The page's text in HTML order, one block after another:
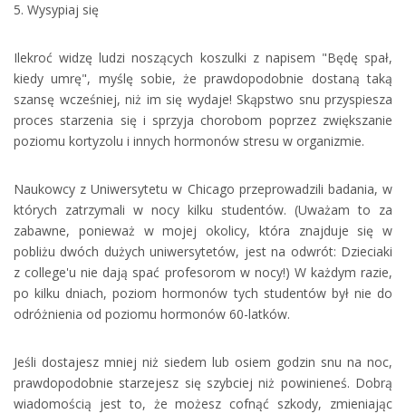
5. Wysypiaj się
Ilekroć widzę ludzi noszących koszulki z napisem "Będę spał,
kiedy umrę", myślę sobie, że prawdopodobnie dostaną taką
szansę wcześniej, niż im się wydaje! Skąpstwo snu przyspiesza
proces starzenia się i sprzyja chorobom poprzez zwiększanie
poziomu kortyzolu i innych hormonów stresu w organizmie.
Naukowcy z Uniwersytetu w Chicago przeprowadzili badania, w
których zatrzymali w nocy kilku studentów. (Uważam to za
zabawne, ponieważ w mojej okolicy, która znajduje się w
pobliżu dwóch dużych uniwersytetów, jest na odwrót: Dzieciaki
z college'u nie dają spać profesorom w nocy!) W każdym razie,
po kilku dniach, poziom hormonów tych studentów był nie do
odróżnienia od poziomu hormonów 60-latków.
Jeśli dostajesz mniej niż siedem lub osiem godzin snu na noc,
prawdopodobnie starzejesz się szybciej niż powinieneś. Dobrą
wiadomością jest to, że możesz cofnąć szkody, zmieniając